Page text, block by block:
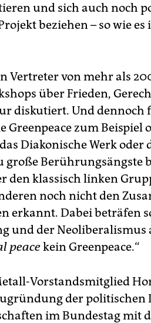
und sich auch noch
beziehen – so wie
Vertreter von mehr als
über Frieden,
diskutiert. Und dennoch
Greenpeace zum Beispiel
Diakonische Werk oder
Berührungsängste
den klassisch linken
noch nicht den
erkannt. Dabei beträfen
und der Neoliberalismus
peacekein Greenpeace.“
Vorstandsmitglied
der politischen
im Bundestag mit